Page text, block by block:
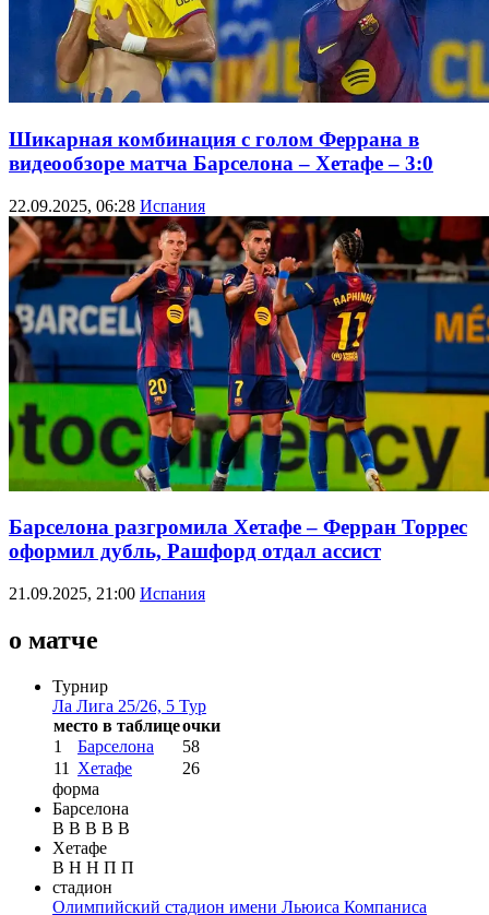
Шикарная комбинация с голом Феррана в
видеообзоре матча Барселона – Хетафе – 3:0
22.09.2025, 06:28 Испания
Барселона разгромила Хетафе – Ферран Торрес
оформил дубль, Рашфорд отдал ассист
21.09.2025, 21:00 Испания
о матче
Турнир
Ла Лига 25/26, 5 Тур
место в таблицеочки
1
Барселона
58
11
Хетафе
26
форма
Барселона
В В В В В
Хетафе
В Н Н П П
стадион
Олимпийский стадион имени Льюиса Компаниса